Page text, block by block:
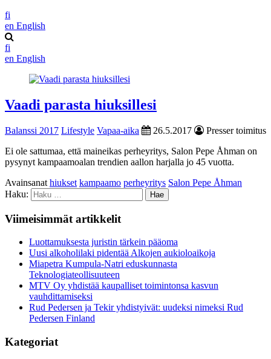
fi
en English
fi
en English
Vaadi parasta hiuksillesi
Balanssi 2017 Lifestyle Vapaa-aika 26.5.2017
Presser toimitus
Ei ole sattumaa, että maineikas perheyritys, Salon Pepe Åhman on
pysynyt kampaamoalan trendien aallon harjalla jo 45 vuotta.
Avainsanat hiukset kampaamo perheyritys Salon Pepe Åhman
Haku:
Viimeisimmät artikkelit
Luottamuksesta juristin tärkein pääoma
Uusi alkoholilaki pidentää Alkojen aukioloaikoja
Miapetra Kumpula-Natri eduskunnasta
Teknologiateollisuuteen
MTV Oy yhdistää kaupalliset toimintonsa kasvun
vauhdittamiseksi
Rud Pedersen ja Tekir yhdistyivät: uudeksi nimeksi Rud
Pedersen Finland
Kategoriat